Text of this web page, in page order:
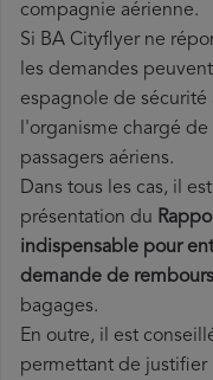
compagnie aérienne.
Si BA Cityflyer ne
les demandes
espagnole de sécurité
l'organisme chargé
passagers aériens.
Dans tous les cas, il
présentation du
indispensable pour
demande de
bagages.
En outre, il est
permettant de justifier